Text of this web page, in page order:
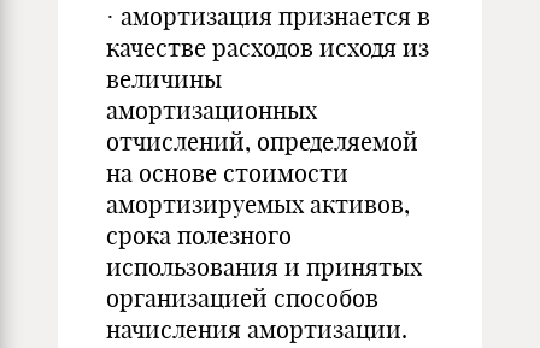
· амортизация признается в
качестве расходов исходя из
величины
амортизационных
отчислений, определяемой
на основе стоимости
амортизируемых активов,
срока полезного
использования и принятых
организацией способов
начисления амортизации.